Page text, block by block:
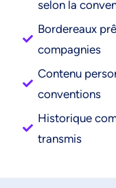
selon la
Bordereaux
compagnies
Contenu
conventions
Historique
transmis